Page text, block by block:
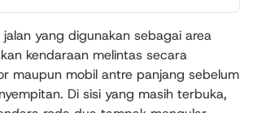
yang digunakan sebagai area
kendaraan melintas secara
maupun mobil antre panjang sebelum
Di sisi yang masih terbuka,